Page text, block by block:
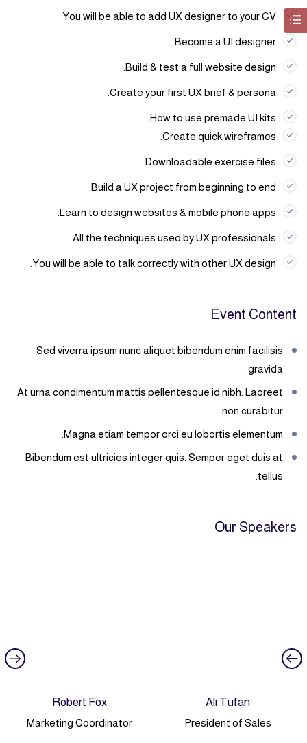
You will be able to add UX designer to your CV
Become a UI designer.
Build & test a full website design.
Create your first UX brief & persona.
How to use premade UI kits.
Create quick wireframes.
Downloadable exercise files
Build a UX project from beginning to end.
Learn to design websites & mobile phone apps.
All the techniques used by UX professionals
You will be able to talk correctly with other UX design.
Event Content
Sed viverra ipsum nunc aliquet bibendum enim facilisis
gravida.
At urna condimentum mattis pellentesque id nibh. Laoreet
non curabitur
Magna etiam tempor orci eu lobortis elementum.
Bibendum est ultricies integer quis. Semper eget duis at
tellus.
Our Speakers
Ali Tufan
President of Sales
Robert Fox
Marketing Coordinator